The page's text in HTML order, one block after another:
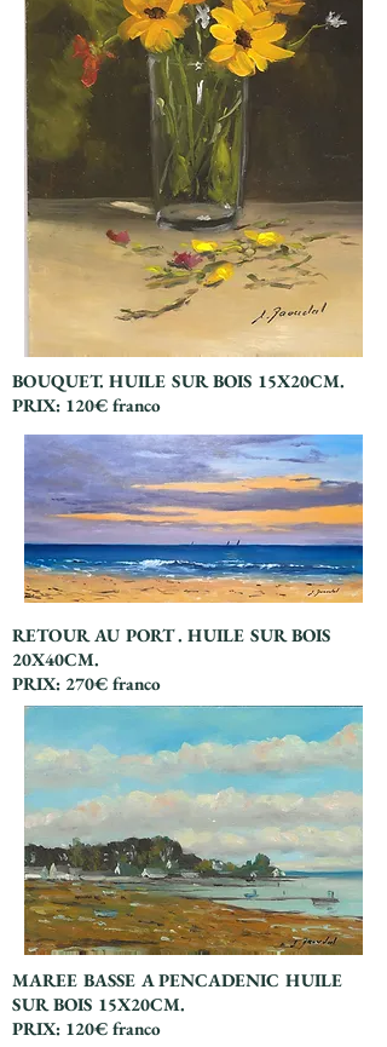
BOUQUET. HUILE SUR BOIS 15X20CM.
PRIX: 120€ franco
RETOUR AU PORT . HUILE SUR BOIS
20X40CM.
PRIX: 270€ franco
MAREE BASSE A PENCADENIC HUILE
SUR BOIS 15X20CM.
PRIX: 120€ franco